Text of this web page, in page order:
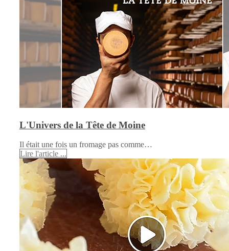
L'Univers de la Tête de Moine
Il était une fois un fromage pas comme…
Lire l'article ...